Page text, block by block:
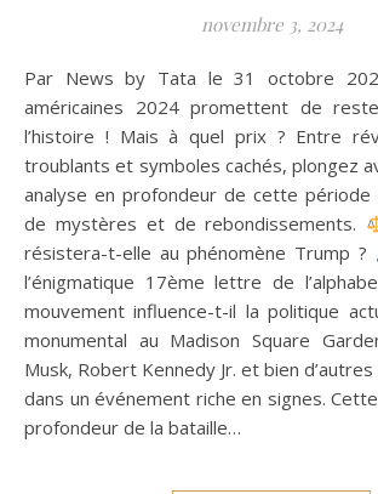
novembre 3, 2024
Par News by Tata le 31 octobre 2024 Les élections
américaines 2024 promettent de
l’histoire ! Mais à quel prix ? Entre
troublants et symboles cachés, plongez
analyse en profondeur de cette période
de mystères et de rebondissements.
résistera-t-elle au phénomène Trump ?
l’énigmatique 17ème lettre de
mouvement influence-t-il la politique
monumental au Madison Square
Musk, Robert Kennedy Jr. et bien
dans un événement riche en signes.
profondeur de la bataille…